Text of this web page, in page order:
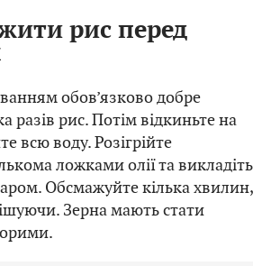
рис перед
обов’язково добре
разів рис. Потім відкиньте на
всю воду. Розігрійте
ложками олії та викладіть
Обсмажуйте кілька хвилин,
Зерна мають стати